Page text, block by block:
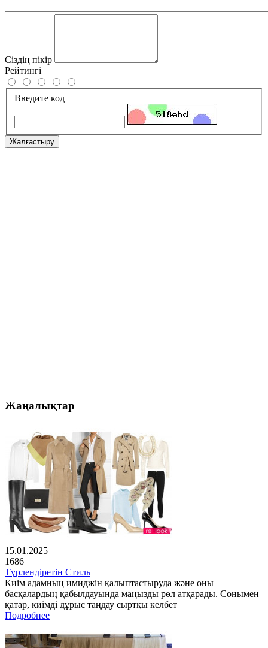
Сіздің пікір
Рейтингі
Введите код
Жалғастыру
Жаңалықтар
15.01.2025
1686
Түрлендіретін Стиль
Киім адамның имиджін қалыптастыруда және оны
басқалардың қабылдауында маңызды рөл атқарады. Сонымен
қатар, киімді дұрыс таңдау сыртқы келбет
Подробнее